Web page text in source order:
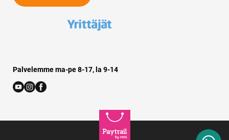
Palvelemme ma-pe 8-17, la 9-14